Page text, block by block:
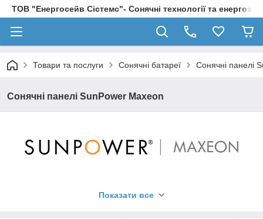
ТОВ "Енергосейв Сістемс"- Сонячні технології та
Товари та послуги Сонячні батареї Сонячні панелі
Сонячні панелі SunPower Maxeon
Показати все